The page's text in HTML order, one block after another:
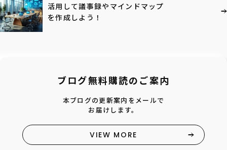
活用して議事録やマインドマップ
を作成しよう！
ブログ無料購読のご案内
本ブログの更新案内をメールで
お届けします。
VIEW MORE